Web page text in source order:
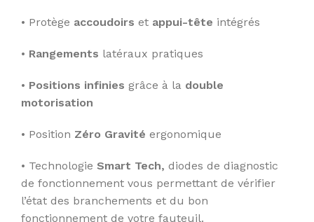
• Protège accoudoirs et appui-tête intégrés
• Rangements latéraux pratiques
• Positions infinies grâce à la double
motorisation
• Position Zéro Gravité ergonomique
• Technologie Smart Tech, diodes de diagnostic
de fonctionnement vous permettant de vérifier
l’état des branchements et du bon
fonctionnement de votre fauteuil.